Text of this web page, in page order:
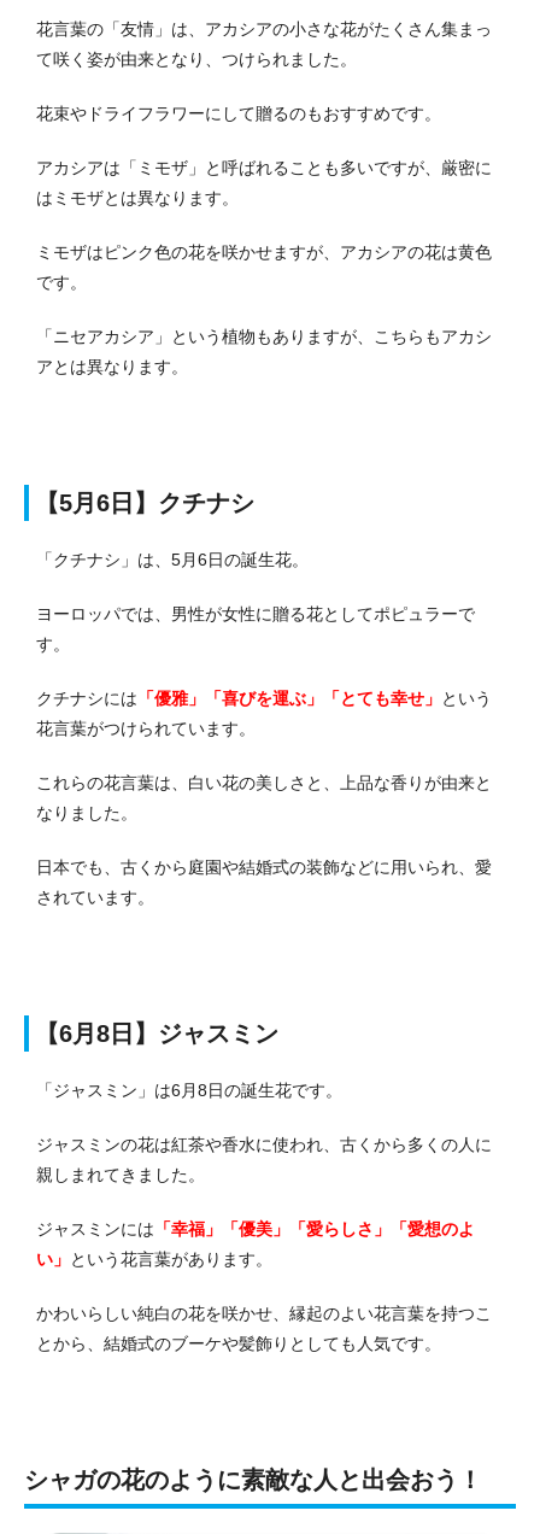
花言葉の「友情」は、アカシアの小さな花がたくさん集まっ
て咲く姿が由来となり、つけられました。
花束やドライフラワーにして贈るのもおすすめです。
アカシアは「ミモザ」と呼ばれることも多いですが、厳密に
はミモザとは異なります。
ミモザはピンク色の花を咲かせますが、アカシアの花は黄色
です。
「ニセアカシア」という植物もありますが、こちらもアカシ
アとは異なります。
【5月6日】クチナシ
「クチナシ」は、5月6日の誕生花。
ヨーロッパでは、男性が女性に贈る花としてポピュラーで
す。
クチナシには 「優雅」「喜びを運ぶ」「とても幸せ」 という
花言葉がつけられています。
これらの花言葉は、白い花の美しさと、上品な香りが由来と
なりました。
日本でも、古くから庭園や結婚式の装飾などに用いられ、愛
されています。
【6月8日】ジャスミン
「ジャスミン」は6月8日の誕生花です。
ジャスミンの花は紅茶や香水に使われ、古くから多くの人に
親しまれてきました。
ジャスミンには 「幸福」「優美」「愛らしさ」「愛想のよ
い」 という花言葉があります。
かわいらしい純白の花を咲かせ、縁起のよい花言葉を持つこ
とから、結婚式のブーケや髪飾りとしても人気です。
シャガの花のように素敵な人と出会おう！